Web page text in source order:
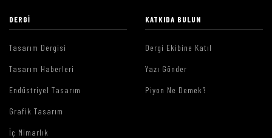
DERGI
Tasarım Dergisi
Tasarım Haberleri
Endüstriyel Tasarım
Grafik Tasarım
İç Mimarlık
KATKIDA BULUN
Dergi Ekibine Katıl
Yazı Gönder
Piyon Ne Demek?